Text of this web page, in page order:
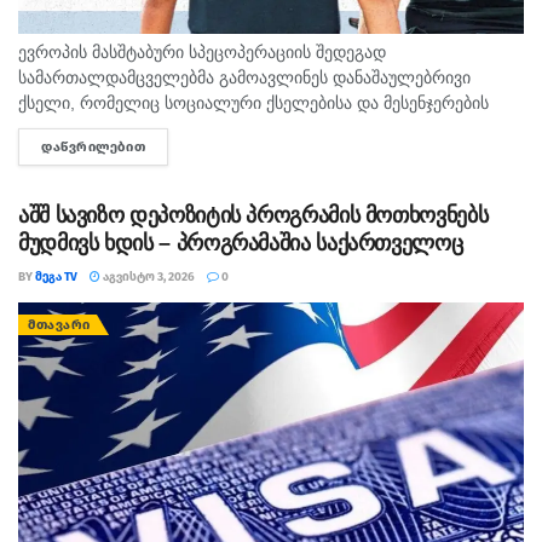
ევროპის მასშტაბური სპეცოპერაციის შედეგად
სამართალდამცველებმა გამოავლინეს დანაშაულებრივი
ქსელი, რომელიც სოციალური ქსელებისა და მესენჯერების
საშუალებით მოზარდებს შეკვეთილი მკვლელობებისთვის
იყენებდა. გამოძიების ინფორმაციით, დაჯგუფება
ჰპირდებოდა, თუმცა დავალების შესრულების შემდეგ
უმეტესობა პოლიციას...
ᲓᲐᲬᲕᲠᲘᲚᲔᲑᲘᲗ
აშშ სავიზო დეპოზიტის პროგრამის მოთხოვნებს
მუდმივს ხდის – პროგრამაშია საქართველოც
BYᲛᲔᲒᲐ TV ᲐᲒᲕᲘᲡᲢᲝ 3, 2026 0
ᲛᲗᲐᲕᲐᲠᲘ